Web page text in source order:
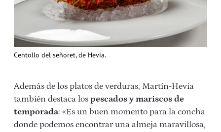
Centollo del señoret, de Hevia.
Además de los platos de verduras, Martín-Hevia
también destaca los pescados y mariscos de
temporada: «Es un buen momento para la concha
donde podemos encontrar una almeja maravillosa,